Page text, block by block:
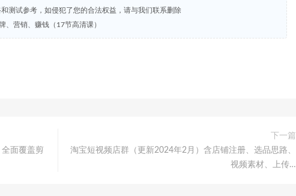
测试参考，如侵犯了您的合法权益，请与我们联系删除
、营销、赚钱（17节高清课）
面覆盖剪
下一篇
淘宝短视频店群（更新2024年2月）含店铺注册、选品思路、
视频素材、上传…